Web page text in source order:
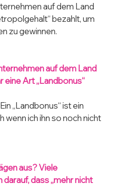
auf dem Land
bezahlt, um
zu gewinnen.
auf dem Land
eine Art „Landbonus“
„Landbonus“ ist ein
wenn ich ihn so noch nicht
aus? Viele
dass „mehr nicht